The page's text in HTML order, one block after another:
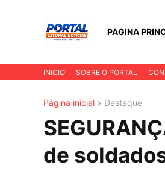
PAGINA
INICIO SOBRE O PORTAL
Página inicial Destaque
de